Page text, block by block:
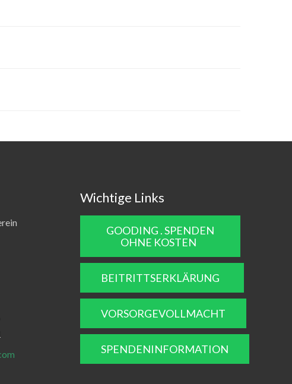
Wichtige Links
GOODING . SPENDEN
OHNE KOSTEN
BEITRITTSERKLÄRUNG
VORSORGEVOLLMACHT
SPENDENINFORMATION